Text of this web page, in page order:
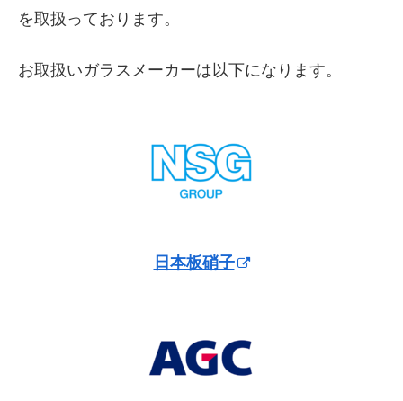
を取扱っております。
お取扱いガラスメーカーは以下になります。
日本板硝子